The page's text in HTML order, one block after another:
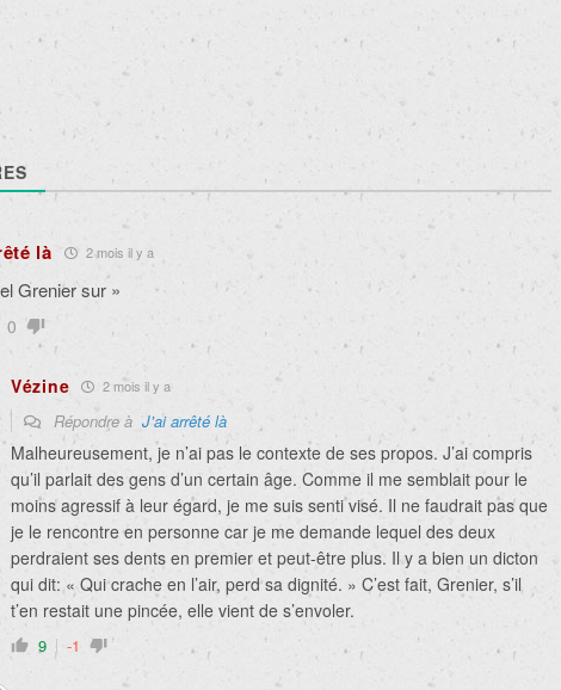
là 2 mois il y a
Grenier sur »
0
Vézine 2 mois il y a
Répondre à J’ai arrêté là
Malheureusement, je n’ai pas le contexte de ses propos. J’ai compris
qu’il parlait des gens d’un certain âge. Comme il me semblait pour le
moins agressif à leur égard, je me suis senti visé. Il ne faudrait pas que
je le rencontre en personne car je me demande lequel des deux
perdraient ses dents en premier et peut-être plus. Il y a bien un dicton
qui dit: « Qui crache en l’air, perd sa dignité. » C’est fait, Grenier, s’il
t’en restait une pincée, elle vient de s’envoler.
9 -1